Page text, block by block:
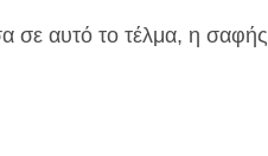
σε αυτό το τέλμα, η σαφής